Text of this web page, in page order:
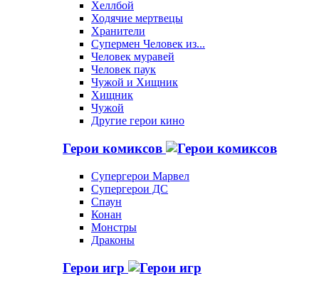
Хеллбой
Ходячие мертвецы
Хранители
Супермен Человек из...
Человек муравей
Человек паук
Чужой и Хищник
Хищник
Чужой
Другие герои кино
Герои комиксов
Супергерои Марвел
Супергерои ДС
Спаун
Конан
Монстры
Драконы
Герои игр